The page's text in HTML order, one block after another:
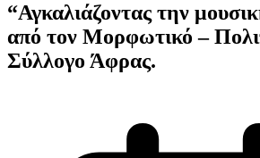
“Αγκαλιάζοντας την
από τον Μορφωτικό –
Σύλλογο Άφρας.